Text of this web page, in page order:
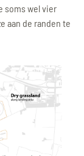
soms wel vier
aan de randen te